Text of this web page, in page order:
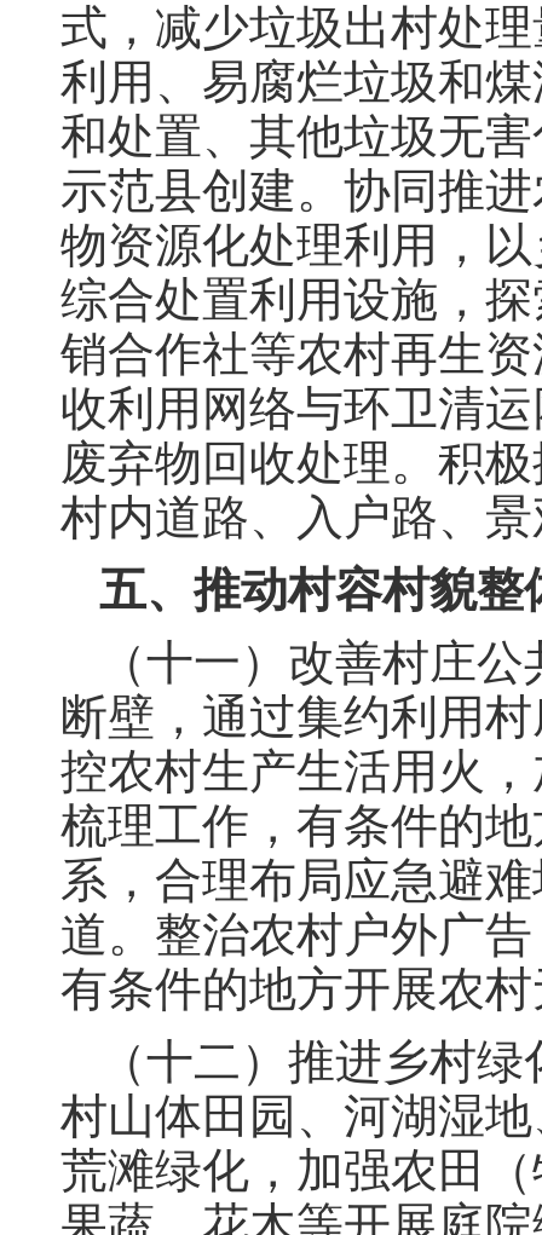
式，减少垃圾出村处
利用、易腐烂垃圾和
和处置、其他垃圾无
示范县创建。协同推
物资源化处理利用，
综合处置利用设施，
销合作社等农村再生
收利用网络与环卫清
废弃物回收处理。积
村内道路、入户路、
五、推动村容村貌整
（十一）改善村庄
断壁，通过集约利用
控农村生产生活用火
梳理工作，有条件的
系，合理布局应急避
道。整治农村户外广
有条件的地方开展农
（十二）推进乡村
村山体田园、河湖湿
荒滩绿化，加强农田